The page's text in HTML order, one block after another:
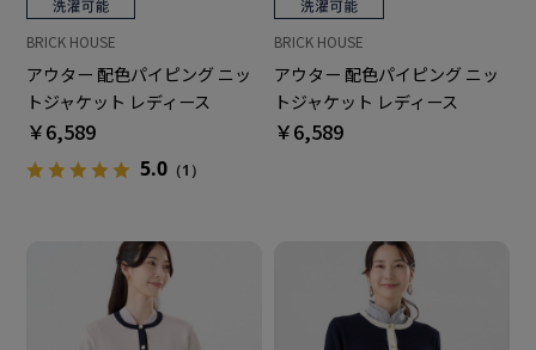
BRICK HOUSE
アウター 配色パイピング ニッ
トジャケット レディース
￥6,589
5.0（1）
BRICK HOUSE
アウター 配色パイピング ニッ
トジャケット レディース
￥6,589